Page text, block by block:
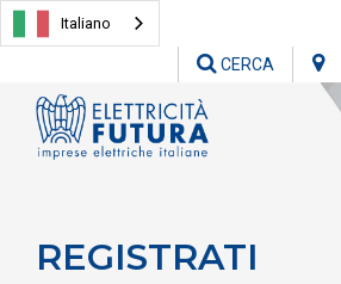
Italiano
CERCA
REGISTRATI